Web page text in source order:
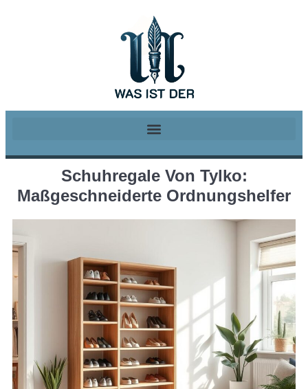
Schuhregale Von Tylko:
Maßgeschneiderte Ordnungshelfer